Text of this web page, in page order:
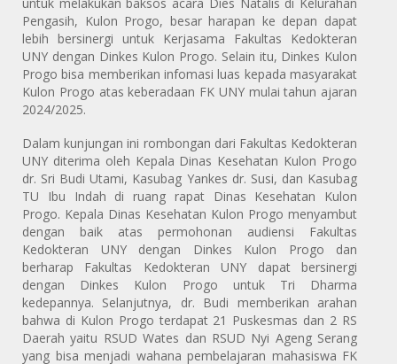
Pengasih, Kulon Progo, besar harapan ke depan dapat
lebih bersinergi untuk Kerjasama Fakultas Kedokteran
UNY dengan Dinkes Kulon Progo. Selain itu, Dinkes Kulon
Progo bisa memberikan infomasi luas kepada masyarakat
Kulon Progo atas keberadaan FK UNY mulai tahun ajaran
2024/2025.
Dalam kunjungan ini rombongan dari Fakultas Kedokteran
UNY diterima oleh Kepala Dinas Kesehatan Kulon Progo
dr. Sri Budi Utami, Kasubag Yankes dr. Susi, dan Kasubag
TU Ibu Indah di ruang rapat Dinas Kesehatan Kulon
Progo. Kepala Dinas Kesehatan Kulon Progo menyambut
dengan baik atas permohonan audiensi Fakultas
Kedokteran UNY dengan Dinkes Kulon Progo dan
berharap Fakultas Kedokteran UNY dapat bersinergi
dengan Dinkes Kulon Progo untuk Tri Dharma
kedepannya. Selanjutnya, dr. Budi memberikan arahan
bahwa di Kulon Progo terdapat 21 Puskesmas dan 2 RS
Daerah yaitu RSUD Wates dan RSUD Nyi Ageng Serang
yang bisa menjadi wahana pembelajaran mahasiswa FK